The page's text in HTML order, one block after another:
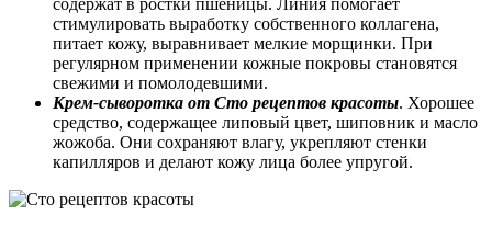
содержат в ростки пшеницы. Линия помогает
стимулировать выработку собственного коллагена,
питает кожу, выравнивает мелкие морщинки. При
регулярном применении кожные покровы становятся
свежими и помолодевшими.
Крем-сыворотка от Сто рецептов красоты. Хорошее
средство, содержащее липовый цвет, шиповник и масло
жожоба. Они сохраняют влагу, укрепляют стенки
капилляров и делают кожу лица более упругой.